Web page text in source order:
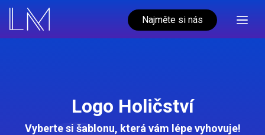
Najměte si nás
Logo Holičství
Vyberte si šablonu, která vám lépe vyhovuje!